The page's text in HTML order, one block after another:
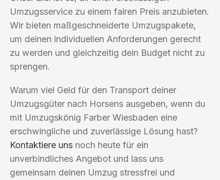
Umzugsservice zu einem fairen Preis anzubieten.
Wir bieten maßgeschneiderte Umzugspakete,
um deinen individuellen Anforderungen gerecht
zu werden und gleichzeitig dein Budget nicht zu
sprengen.
Warum viel Geld für den Transport deiner
Umzugsgüter nach Horsens ausgeben, wenn du
mit Umzugskönig Farber Wiesbaden eine
erschwingliche und zuverlässige Lösung hast?
Kontaktiere uns noch heute für ein
unverbindliches Angebot und lass uns
gemeinsam deinen Umzug stressfrei und